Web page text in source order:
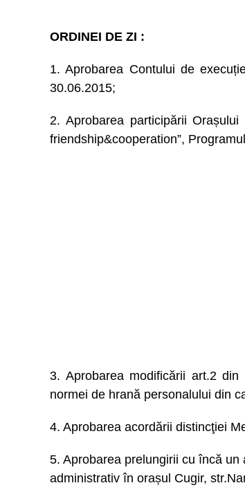
ORDINEI DE ZI :
1. Aprobarea Contului de
30.06.2015;
2. Aprobarea participării
friendship&cooperation”,
3. Aprobarea modificării art.2
normei de hrană personalului din
4. Aprobarea acordării distincţiei
5. Aprobarea prelungirii cu încă
administrativ în orașul Cugir,